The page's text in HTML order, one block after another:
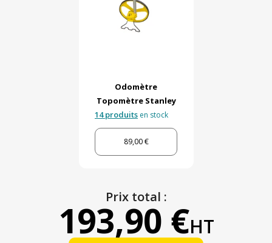
Odomètre
Topomètre Stanley
14 produits en stock
89,00 €
Prix total :
193,90 €HT